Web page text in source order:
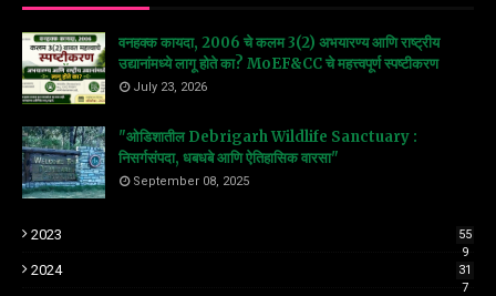
वनहक्क कायदा, 2006 चे कलम 3(2) अभयारण्य आणि राष्ट्रीय
उद्यानांमध्ये लागू होते का? MoEF&CC चे महत्त्वपूर्ण स्पष्टीकरण
July 23, 2026
"ओडिशातील Debrigarh Wildlife Sanctuary :
निसर्गसंपदा, धबधबे आणि ऐतिहासिक वारसा"
September 08, 2025
2023
55
9
2024
31
7